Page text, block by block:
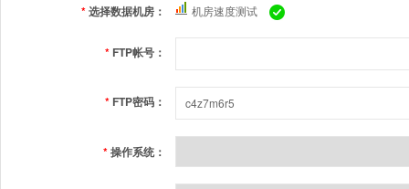
*选择数据机房： 机房速度测试
* FTP帐号：
* FTP密码：
*操作系统：